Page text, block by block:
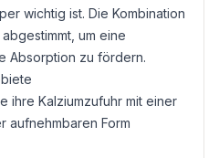
wichtig ist. Die Kombination
um eine
Absorption zu fördern.
ihre Kalziumzufuhr mit einer
aufnehmbaren Form